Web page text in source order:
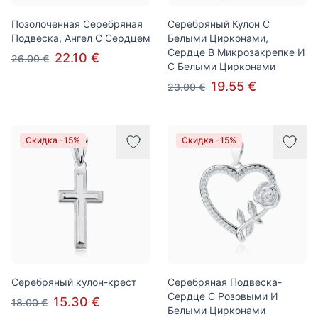
Позолоченная Серебряная
Подвеска, Ангел С Сердцем
26.00 € 22.10 €
Серебряный Кулон С
Белыми Цирконами,
Сердце В Микрозакрепке И
С Белыми Цирконами
23.00 € 19.55 €
Скидка -15%
Серебряный кулон-крест
18.00 € 15.30 €
Скидка -15%
Серебряная Подвеска-
Сердце С Розовыми И
Белыми Цирконами